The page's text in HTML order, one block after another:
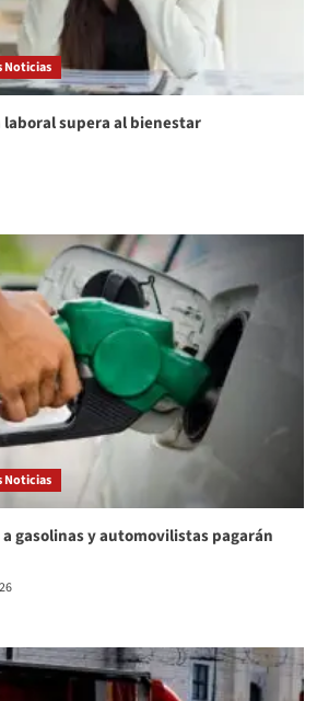
Noticias
supera al bienestar
Noticias
gasolinas y automovilistas pagarán